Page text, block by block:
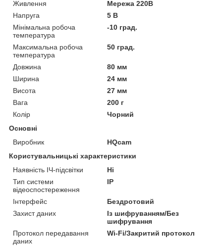
Живлення
Мережа 220В
Напруга
5 В
Мінімальна робоча
температура
-10 град.
Максимальна робоча
температура
50 град.
Довжина
80 мм
Ширина
24 мм
Висота
27 мм
Вага
200 г
Колір
Чорний
Основні
Виробник
HQcam
Користувальницькі характеристики
Наявність ІЧ-підсвітки
Ні
Тип системи
відеоспостереження
IP
Інтерфейс
Бездротовий
Захист даних
Із шифруванням/Без
шифрування
Протокол передавання
даних
Wi-Fi/Закритий протокол